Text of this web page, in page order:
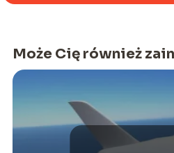
Może Cię również